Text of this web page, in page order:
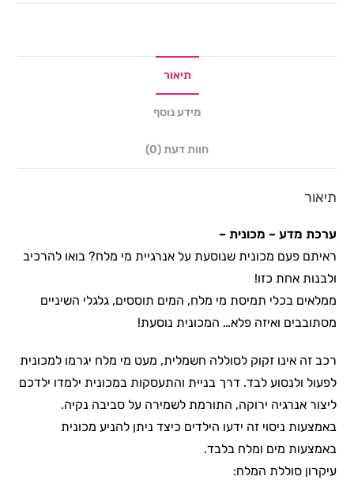
תיאור
מידע נוסף
חוות דעת (0)
תיאור
ערכת מדע – מכונית –
ראיתם פעם מכונית שנוסעת על אנרגיית מי מלח? בואו להרכיב
ולבנות אחת כזו!
ממלאים בכלי תמיסת מי מלח, המים תוססים, גלגלי השיניים
מסתובבים ואיזה פלא… המכונית נוסעת!
רכב זה אינו זקוק לסוללה חשמלית, מעט מי מלח יגרמו למכונית
לפעול ולנסוע לבד. דרך בניית והתעסקות במכונית ילמדו ילדכם
ליצור אנרגיה ירוקה, התורמת לשמירה על סביבה נקיה.
באמצעות ניסוי זה ידעו הילדים כיצד ניתן להניע מכונית
באמצעות מים ומלח בלבד.
עיקרון סוללת המלח: